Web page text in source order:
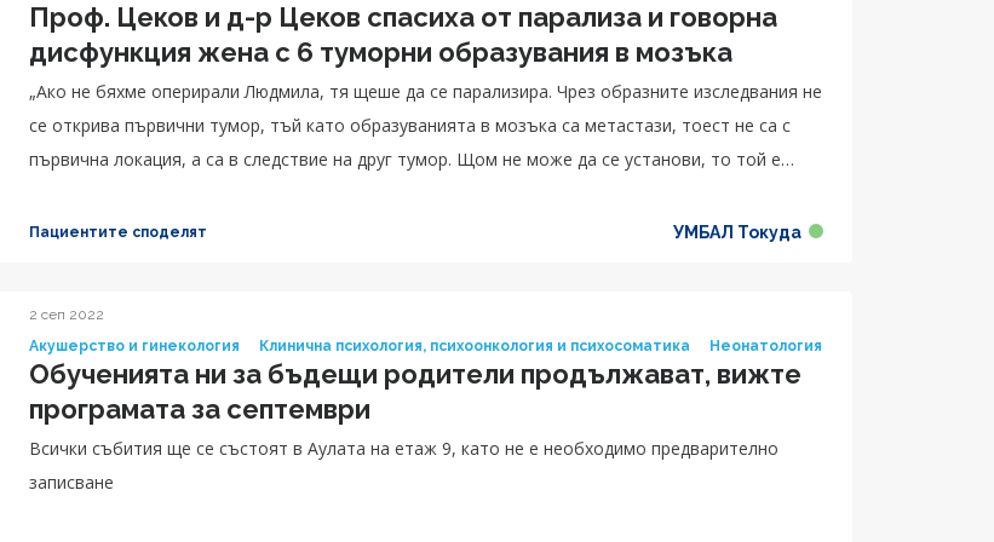
Проф. Цеков и д-р Цеков спасиха от парализа и говорна
дисфункция жена с 6 туморни образувания в мозъка
„Ако не бяхме оперирали Людмила, тя щеше да се парализира. Чрез образните изследвания не
се открива първични тумор, тъй като образуванията в мозъка са метастази, тоест не са с
първична локация, а са в следствие на друг тумор. Щом не може да се установи, то той е
патолозите ще определят вида на първичния тумор и ще могат да приложат нужното
Пациентите споделят УМБАЛ Токуда
2 сеп 2022
Акушерство и гинекология
Клинична психология, психоонкология и психосоматика Неонатология
Обученията ни за бъдещи родители продължават, вижте
програмата за септември
Всички събития ще се състоят в Аулата на етаж 9, като не е необходимо предварително
записване